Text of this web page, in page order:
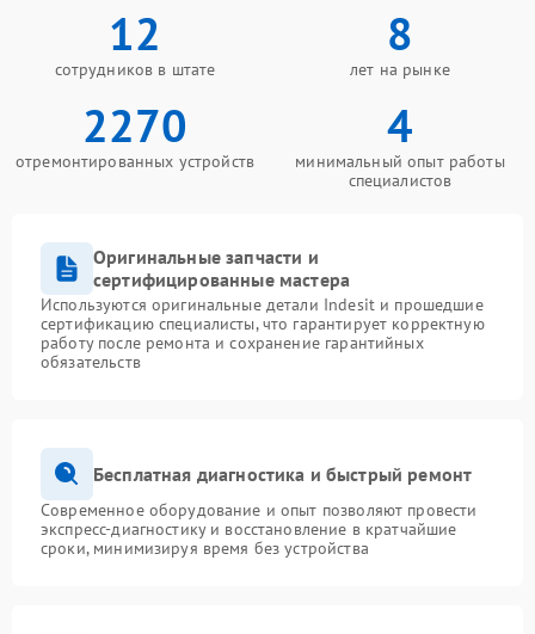
12
сотрудников в штате
8
лет на рынке
2270
отремонтированных устройств
4
минимальный опыт работы
специалистов
Оригинальные запчасти и
сертифицированные мастера
Используются оригинальные детали Indesit и прошедшие
сертификацию специалисты, что гарантирует корректную
работу после ремонта и сохранение гарантийных
обязательств
Бесплатная диагностика и быстрый ремонт
Современное оборудование и опыт позволяют провести
экспресс-диагностику и восстановление в кратчайшие
сроки, минимизируя время без устройства